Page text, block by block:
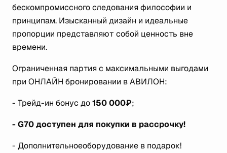
бескомпромиссного следования философии и
принципам. Изысканный дизайн и идеальные
пропорции представляют собой ценность вне
времени.
Ограниченная партия с максимальными выгодами
при ОНЛАЙН бронировании в АВИЛОН:
- Трейд-ин бонус до150 000₽;
- G70 доступен для покупки в рассрочку!
- Дополнительноеоборудование в подарок!